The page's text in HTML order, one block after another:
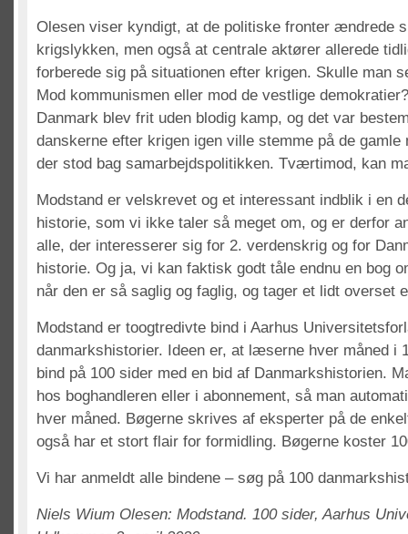
Olesen viser kyndigt, at de politiske fronter ændrede
krigslykken, men også at centrale aktører allerede
forberede sig på situationen efter krigen. Skulle man
Mod kommunismen eller mod de vestlige
Danmark blev frit uden blodig kamp, og det var
danskerne efter krigen igen ville stemme på de gamle
der stod bag samarbejdspolitikken. Tværtimod, kan
Modstand er velskrevet og et interessant indblik i en
historie, som vi ikke taler så meget om, og er derfor
alle, der interesserer sig for 2. verdenskrig og for
historie. Og ja, vi kan faktisk godt tåle endnu en bog
når den er så saglig og faglig, og tager et lidt overset
Modstand er toogtredivte bind i Aarhus
danmarkshistorier. Ideen er, at læserne hver måned i
bind på 100 sider med en bid af Danmarkshistorien.
hos boghandleren eller i abonnement, så man
hver måned. Bøgerne skrives af eksperter på de
også har et stort flair for formidling. Bøgerne koster
Vi har anmeldt alle bindene – søg på 100
Niels Wium Olesen: Modstand. 100 sider, Aarhus